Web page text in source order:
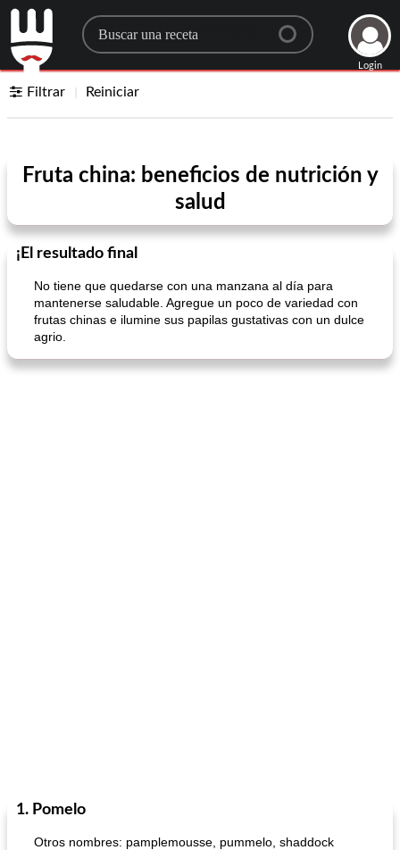
Search for a recipe
Login
Filtrar Reiniciar
Fruta china: beneficios de nutrición y
salud
¡El resultado final
No tiene que quedarse con una manzana al día para
mantenerse saludable. Agregue un poco de variedad con
frutas chinas e ilumine sus papilas gustativas con un dulce
agrio.
1. Pomelo
Otros nombres: pamplemousse, pummelo, shaddock